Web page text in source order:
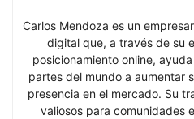
Carlos Mendoza es un
digital que, a través de su
posicionamiento online,
partes del mundo a aumentar
presencia en el mercado. Su
valiosos para comunidades